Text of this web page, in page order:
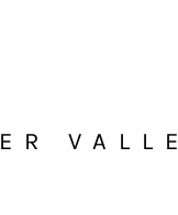
VALLE